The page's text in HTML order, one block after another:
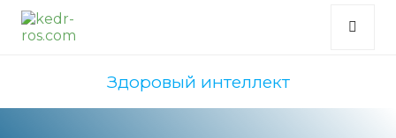
Здоровый интеллект